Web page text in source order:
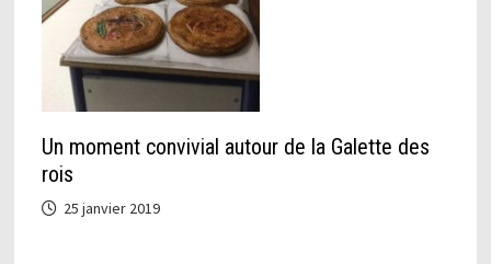
Un moment convivial autour de la Galette des
rois
25 janvier 2019